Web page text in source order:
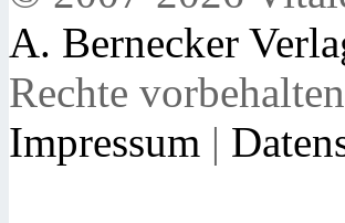
A. Bernecker
Rechte
Impressum |